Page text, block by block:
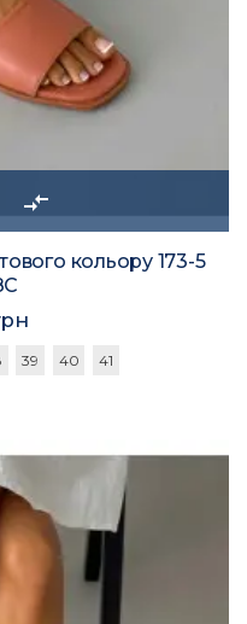
compare_arrows
кольору 173-5
39 40 41